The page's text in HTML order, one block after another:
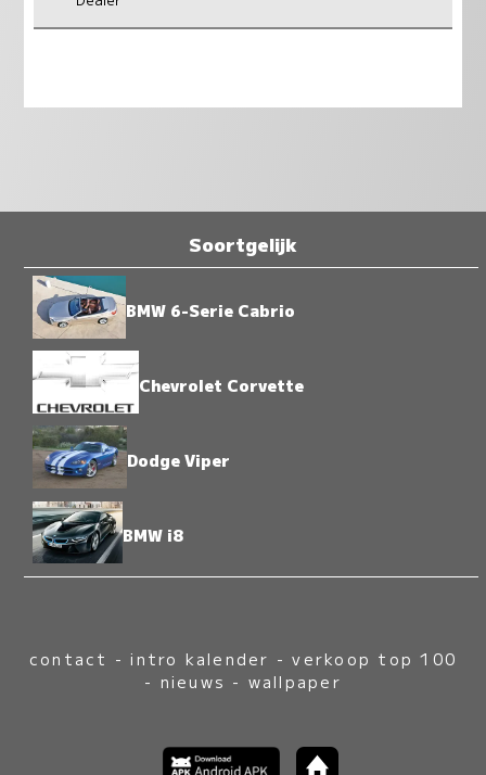
Soortgelijk
BMW 6-Serie Cabrio
Chevrolet Corvette
Dodge Viper
BMW i8
contact -intro kalender -verkoop top 100
- nieuws - wallpaper